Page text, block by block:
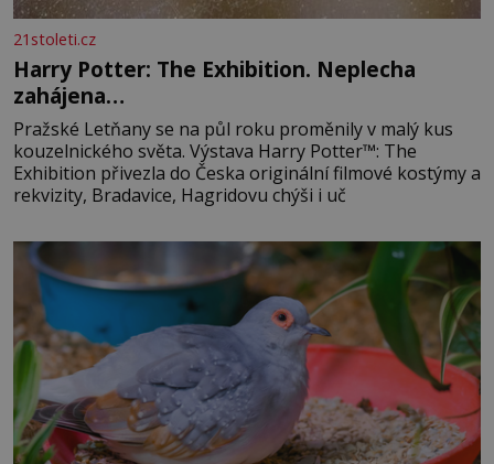
21stoleti.cz
Harry Potter: The Exhibition. Neplecha
zahájena…
Pražské Letňany se na půl roku proměnily v malý kus
kouzelnického světa. Výstava Harry Potter™: The
Exhibition přivezla do Česka originální filmové kostýmy a
rekvizity, Bradavice, Hagridovu chýši i uč